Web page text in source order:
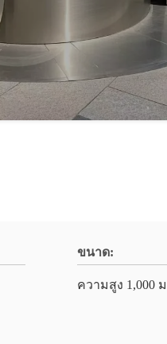
ขนาด:
ความสูง 1,000